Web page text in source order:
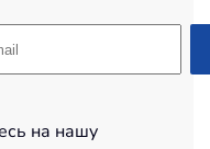
на нашу